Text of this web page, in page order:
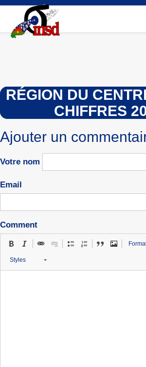
Aller
contenu
principal
RÉGION DU
CHIFFRES
Ajouter un
Votre nom
Email
Comment
Styles